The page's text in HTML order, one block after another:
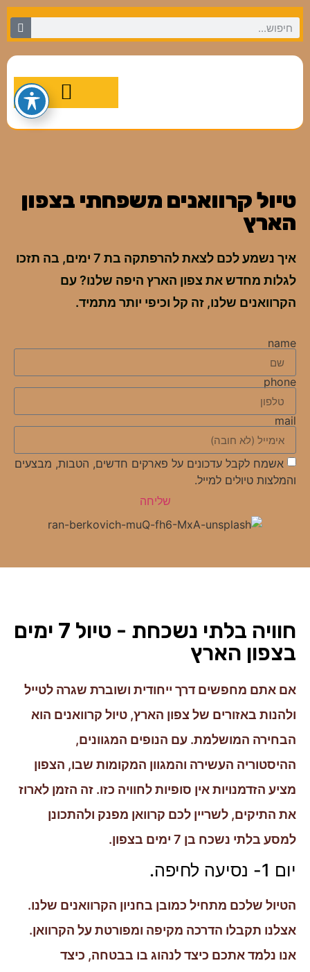
טיול קרוואנים משפחתי בצפון
הארץ
איך נשמע לכם לצאת להרפתקה בת 7 ימים, בה תזכו
לגלות מחדש את צפון הארץ היפה שלנו? עם
הקרוואנים שלנו, זה קל וכיפי יותר מתמיד.
name
phone
mail
אשמח לקבל עדכונים על פארקים חדשים, הטבות, מבצעים
והמלצות טיולים למייל.
שליחה
חוויה בלתי נשכחת - טיול 7 ימים
בצפון הארץ
אם אתם מחפשים דרך ייחודית ושוברת שגרה לטייל
ולהנות באזורים של צפון הארץ, טיול קרוואנים הוא
הבחירה המושלמת. עם הנופים המגוונים,
ההיסטוריה העשירה והמגוון המקומות שבו, הצפון
מציע הזדמנויות אין סופיות לחוויה כזו. זה הזמן לארוז
את התיקים, לשריין לכם קרוואן מפנק ולהתכונן
למסע בלתי נשכח בן 7 ימים בצפון.
יום 1- נסיעה לחיפה.
הטיול שלכם מתחיל כמובן בחניון הקרוואנים שלנו.
אצלנו תקבלו הדרכה מקיפה ומפורטת על הקרוואן.
אנו נלמד אתכם כיצד לנהוג בו בבטחה, כיצד